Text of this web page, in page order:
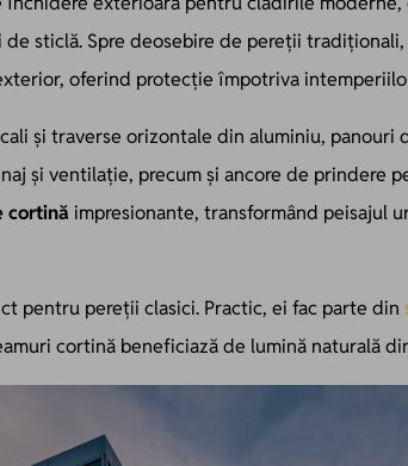
sticlă. Spre deosebire de pereții tradiționali,
oferind protecție împotriva
și traverse orizontale din aluminiu, panouri
și ventilație, precum și ancore de prindere
cortină impresionante, transformând peisajul
pentru pereții clasici. Practic, ei fac parte din
cortină beneficiază de lumină naturală